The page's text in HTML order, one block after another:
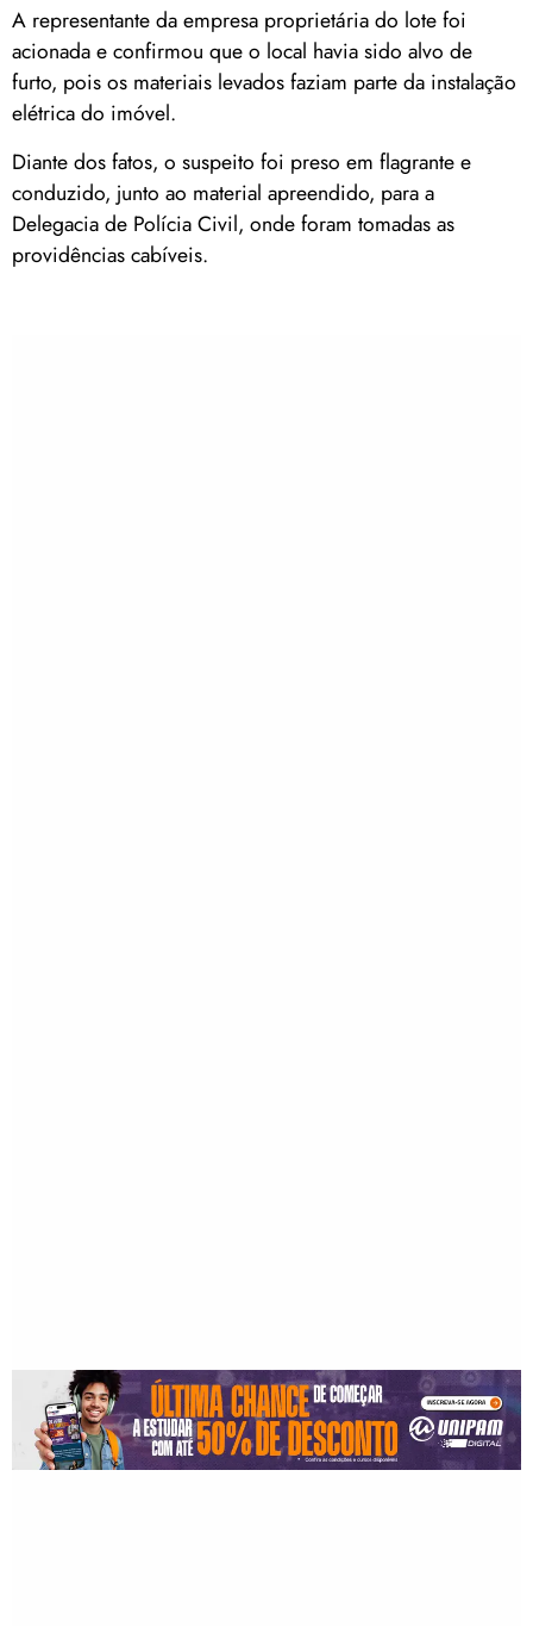
A representante da empresa proprietária do lote foi
acionada e confirmou que o local havia sido alvo de
furto, pois os materiais levados faziam parte da instalação
elétrica do imóvel.
Diante dos fatos, o suspeito foi preso em flagrante e
conduzido, junto ao material apreendido, para a
Delegacia de Polícia Civil, onde foram tomadas as
providências cabíveis.